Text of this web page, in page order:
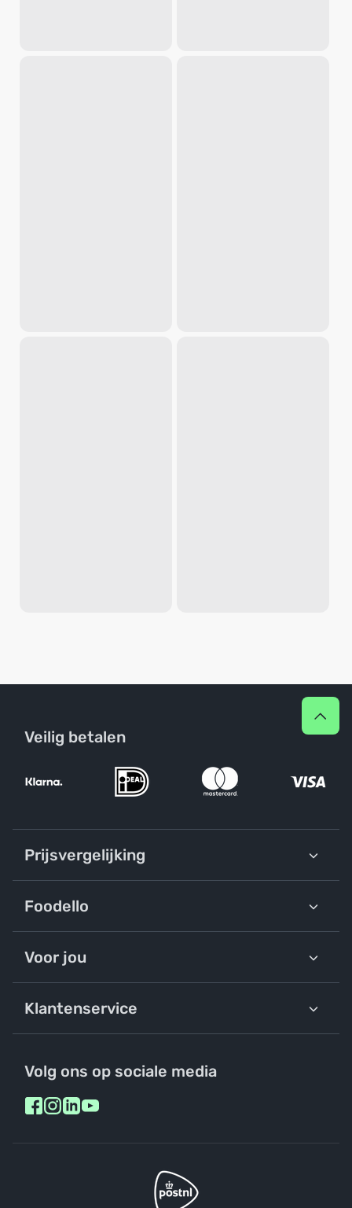
Veilig betalen
Prijsvergelijking
Foodello
Voor jou
Klantenservice
Volg ons op sociale media